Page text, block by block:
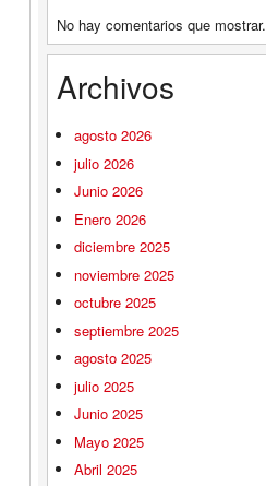
No hay comentarios que mostrar.
Archivos
agosto 2026
julio 2026
Junio 2026
Enero 2026
diciembre 2025
noviembre 2025
octubre 2025
septiembre 2025
agosto 2025
julio 2025
Junio 2025
Mayo 2025
Abril 2025